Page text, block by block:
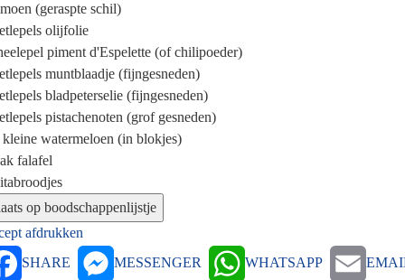
(geraspte schil)
olijfolie
piment d'Espelette (of chilipoeder)
muntblaadje (fijngesneden)
bladpeterselie (fijngesneden)
pistachenoten (grof gesneden)
kleine watermeloen (in blokjes)
falafel
afdrukken
SHARE
MESSENGER WHATSAPP